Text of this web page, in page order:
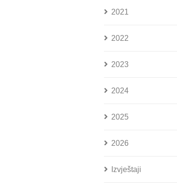
2021
2022
2023
2024
2025
2026
Izvještaji